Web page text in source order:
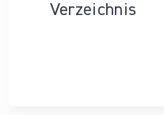
Verzeichnis